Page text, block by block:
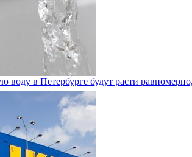
воду в Петербурге будут расти